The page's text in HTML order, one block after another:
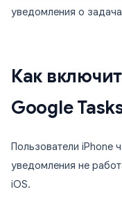
уведомления о
Как
Google
Пользователи iPhone
уведомления не
iOS.